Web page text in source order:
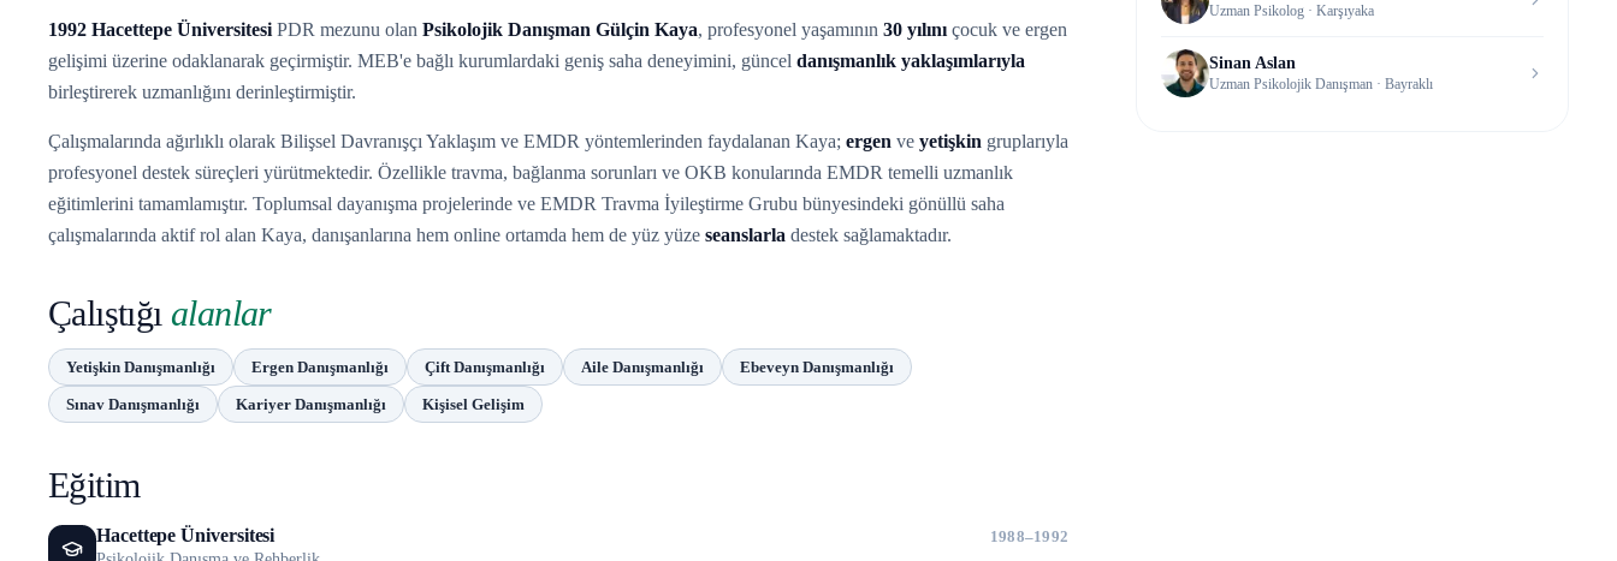
1992 Hacettepe Üniversitesi PDR mezunu olan Psikolojik Danışman Gülçin Kaya, profesyonel yaşamının 30 yılını çocuk ve ergen
gelişimi üzerine odaklanarak geçirmiştir. MEB'e bağlı kurumlardaki geniş saha deneyimini, güncel danışmanlık yaklaşımlarıyla
birleştirerek uzmanlığını derinleştirmiştir.
Çalışmalarında ağırlıklı olarak Bilişsel Davranışçı Yaklaşım ve EMDR yöntemlerinden faydalanan Kaya; ergen ve yetişkin gruplarıyla
profesyonel destek süreçleri yürütmektedir. Özellikle travma, bağlanma sorunları ve OKB konularında EMDR temelli uzmanlık
eğitimlerini tamamlamıştır. Toplumsal dayanışma projelerinde ve EMDR Travma İyileştirme Grubu bünyesindeki gönüllü saha
çalışmalarında aktif rol alan Kaya, danışanlarına hem online ortamda hem de yüz yüze seanslarla destek sağlamaktadır.
Çalıştığı alanlar
Yetişkin Danışmanlığı Ergen Danışmanlığı Çift Danışmanlığı Aile Danışmanlığı Ebeveyn Danışmanlığı
Sınav Danışmanlığı Kariyer Danışmanlığı Kişisel Gelişim
Eğitim
Hacettepe Üniversitesi 1988–1992
Uzman Psikolog · Karşıyaka
Sinan Aslan
Uzman Psikolojik Danışman · Bayraklı